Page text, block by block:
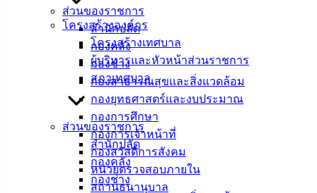
ส่วนของราชการ
สำนักปลัด
กองคลัง
กองช่าง
กองสาธารณสุขและสิ่งแวดล้อม
กองยุทธศาสตร์และงบประมาณ
กองการศึกษา
กองการเจ้าหน้าที่
กองสวัสดิการสังคม
หน่วยตรวจสอบภายใน
สถานธนานุบาล
โครงสร้างองค์กร
โครงสร้างเทศบาล
ผู้บริหารและหัวหน้าส่วนราชการ
สภาเทศบาล
ส่วนของราชการ
สำนักปลัด
กองคลัง
กองช่าง
เทศมนตรีเมืองอ่างศิลา เข้าร่วมพิธีเปิดการอบรมเชิงปฏิบัติการ
เทคนิคการเเปรรูปอาหารทะเลพื้นบ้านของชุมชนสู่การยกระดับ
มาตรฐานผลิตภัณฑ์อาหารแปรรูป โดยมุ่งเน้นการเพิ่มมูลค่า
หอยนางรมขนาดเล็กที่เป็นผลผลิตทางด้านการเกษตรสู่การเป็น
สินค้าของตำบลอ่างศิลา ณ ห้องประชุมสถาบันวิทยาศาสตร์ทาง
ทะเล มหาวิทยาลัยบูรพา